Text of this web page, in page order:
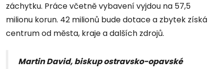
záchytku. Práce včetně vybavení vyjdou na 57,5
milionu korun. 42 milionů bude dotace a zbytek získá
centrum od města, kraje a dalších zdrojů.
Martin David, biskup ostravsko-opavské